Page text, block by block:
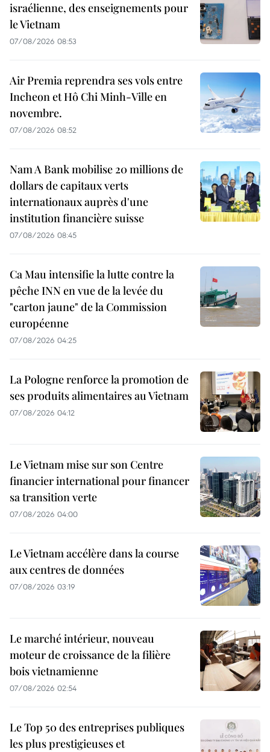
israélienne, des enseignements pour
le Vietnam
07/08/2026 08:53
Air Premia reprendra ses vols entre
Incheon et Hô Chi Minh-Ville en
novembre.
07/08/2026 08:52
Nam A Bank mobilise 20 millions de
dollars de capitaux verts
internationaux auprès d'une
institution financière suisse
07/08/2026 08:45
Ca Mau intensifie la lutte contre la
pêche INN en vue de la levée du
"carton jaune" de la Commission
européenne
07/08/2026 04:25
La Pologne renforce la promotion de
ses produits alimentaires au Vietnam
07/08/2026 04:12
Le Vietnam mise sur son Centre
financier international pour financer
sa transition verte
07/08/2026 04:00
Le Vietnam accélère dans la course
aux centres de données
07/08/2026 03:19
Le marché intérieur, nouveau
moteur de croissance de la filière
bois vietnamienne
07/08/2026 02:54
Le Top 50 des entreprises publiques
les plus prestigieuses et